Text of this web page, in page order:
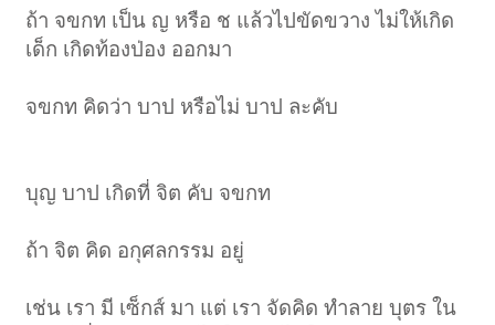
ถ้า จขกท เป็น ญ หรือ ช แล้วไปขัดขวาง ไม่ให้เกิด
เด็ก เกิดท้องป่อง ออกมา
จขกท คิดว่า บาป หรือไม่ บาป ละคับ
บุญ บาป เกิดที่ จิต คับ จขกท
ถ้า จิต คิด อกุศลกรรม อยู่
เช่น เรา มี เซ็กส์ มา แต่ เรา จัดคิด ทำลาย บุตร ใน